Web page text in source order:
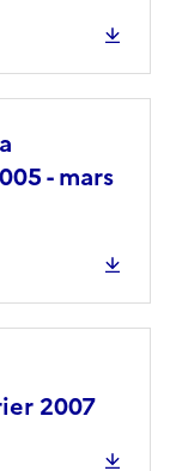
- mars
2007